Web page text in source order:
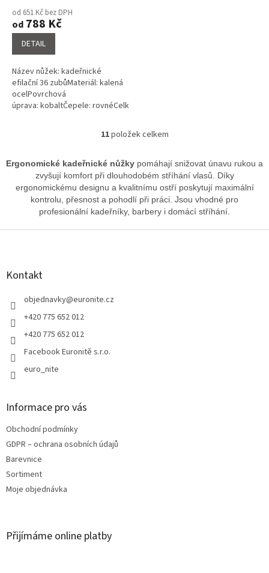
od 651 Kč bez DPH
od 788 Kč
DETAIL
Název nůžek: kadeřnické
efilační 36 zubůMateriál: kalená
ocelPovrchová
úprava: kobaltČepele: rovnéCelková
O
l
á
d
a
c
í
p
11položek celkem
Ergonomické kadeřnické nůžky pomáhají snižovat únavu rukou a
zvyšují komfort při dlouhodobém stříhání vlasů. Díky
ergonomickému designu a kvalitnímu ostří poskytují maximální
kontrolu, přesnost a pohodlí při práci. Jsou vhodné pro
profesionální kadeřníky, barbery i domácí stříhání.
Z
Kontakt
objednavky@euronite.cz
+420 775 652 012
+420 775 652 012
Facebook Euronitě s.r.o.
euro_nite
Informace pro vás
Obchodní podmínky
GDPR – ochrana osobních údajů
Barevnice
Sortiment
Moje objednávka
Přijímáme online platby